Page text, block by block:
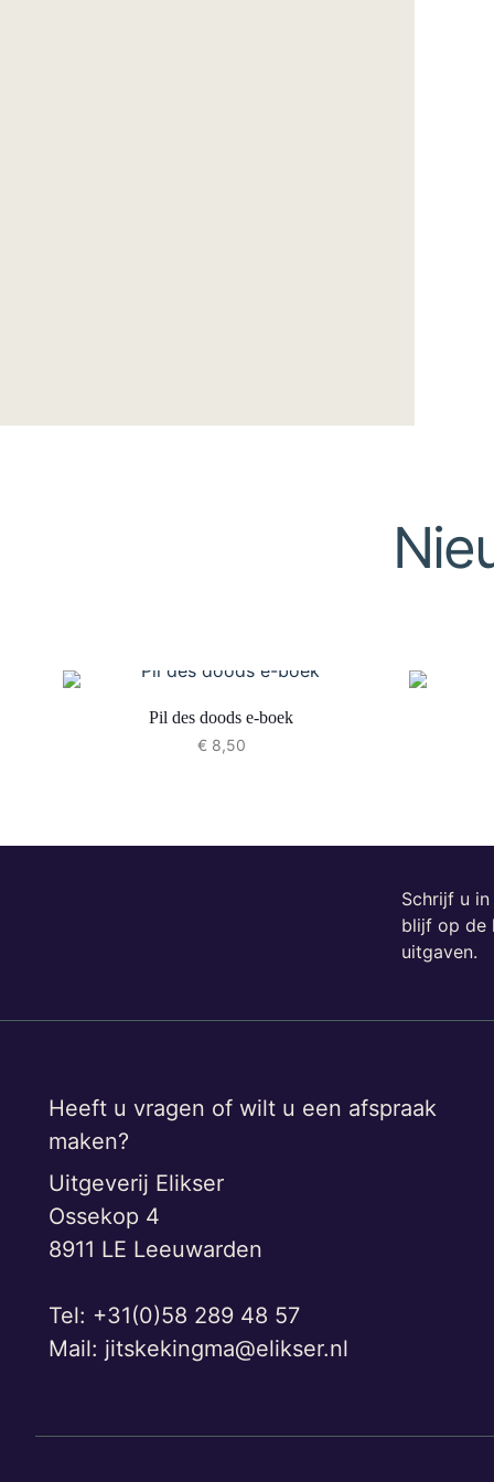
Pil des doods e-boek
€8,50
Schrijf u
blijf op de
uitgaven.
Heeft u vragen of wilt u een afspraak
maken?
Uitgeverij Elikser
Ossekop 4
8911 LE Leeuwarden
Tel: +31(0)58 289 48 57
Mail: jitskekingma@elikser.nl